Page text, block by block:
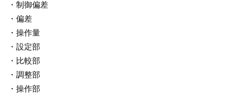
・制御偏差
・偏差
・操作量
・設定部
・比較部
・調整部
・操作部